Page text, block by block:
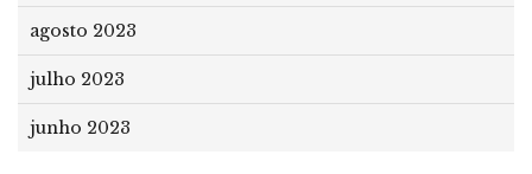
agosto 2023
julho 2023
junho 2023